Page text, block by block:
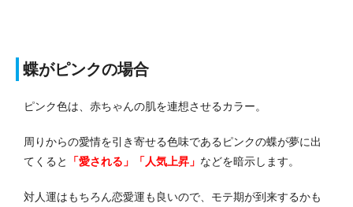
蝶がピンクの場合
ピンク色は、赤ちゃんの肌を連想させるカラー。
周りからの愛情を引き寄せる色味であるピンクの蝶が夢に出
てくると
「愛される」「人気上昇」 などを暗示します。
対人運はもちろん恋愛運も良いので、モテ期が到来するかも